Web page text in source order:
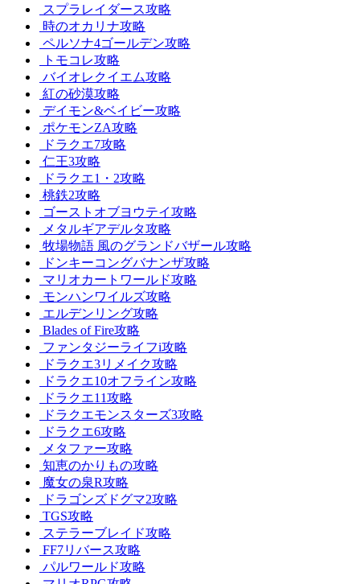
スプラレイダース攻略
時のオカリナ攻略
ペルソナ4ゴールデン攻略
トモコレ攻略
バイオレクイエム攻略
紅の砂漠攻略
デイモン&ベイビー攻略
ポケモンZA攻略
ドラクエ7攻略
仁王3攻略
ドラクエ1・2攻略
桃鉄2攻略
ゴーストオブヨウテイ攻略
メタルギアデルタ攻略
牧場物語 風のグランドバザール攻略
ドンキーコングバナンザ攻略
マリオカートワールド攻略
モンハンワイルズ攻略
エルデンリング攻略
Blades of Fire攻略
ファンタジーライフi攻略
ドラクエ3リメイク攻略
ドラクエ10オフライン攻略
ドラクエ11攻略
ドラクエモンスターズ3攻略
ドラクエ6攻略
メタファー攻略
知恵のかりもの攻略
魔女の泉R攻略
ドラゴンズドグマ2攻略
TGS攻略
ステラーブレイド攻略
FF7リバース攻略
パルワールド攻略